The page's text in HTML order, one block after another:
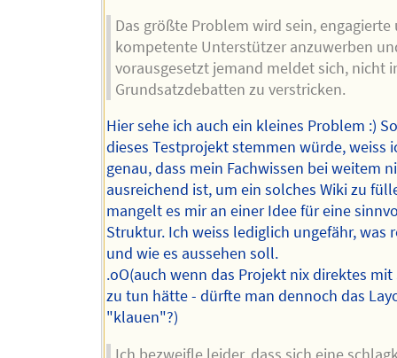
Das größte Problem wird sein, engagierte
kompetente Unterstützer anzuwerben
vorausgesetzt jemand meldet sich, nicht
Grundsatzdebatten zu verstricken.
Hier sehe ich auch ein kleines Problem :)
dieses Testprojekt stemmen würde, weiss
genau, dass mein Fachwissen bei weitem
ausreichend ist, um ein solches Wiki zu
mangelt es mir an einer Idee für eine
Struktur. Ich weiss lediglich ungefähr, was
und wie es aussehen soll.
.oO(auch wenn das Projekt nix direktes mit
zu tun hätte - dürfte man dennoch das
"klauen"?)